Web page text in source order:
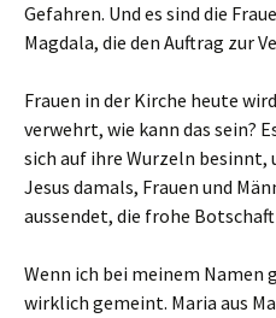
Gefahren. Und es sind die
Magdala, die den Auftrag zur
Frauen in der Kirche heute
verwehrt, wie kann das sein?
sich auf ihre Wurzeln besinnt,
Jesus damals, Frauen und
aussendet, die frohe
Wenn ich bei meinem Namen
wirklich gemeint. Maria aus